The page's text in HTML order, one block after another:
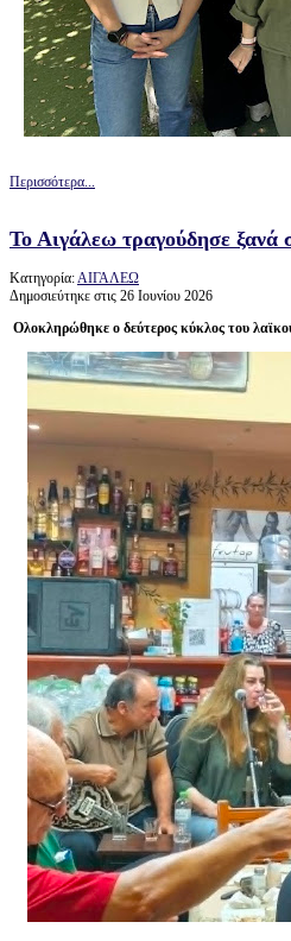
Περισσότερα...
Το Αιγάλεω τραγούδησε ξανά
Κατηγορία:ΑΙΓΑΛΕΩ
Δημοσιεύτηκε στις 26 Ιουνίου 2026
Ολοκληρώθηκε ο δεύτερος κύκλος του